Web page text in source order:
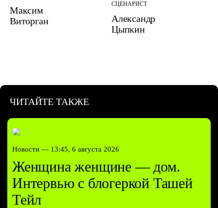
Максим
Виторган
СЦЕНАРИСТ
Александр
Цыпкин
ЧИТАЙТЕ ТАКЖЕ
Новости — 13:45, 6 августа 2026
Женщина женщине — дом.
Интервью с блогеркой Ташей
Тейл